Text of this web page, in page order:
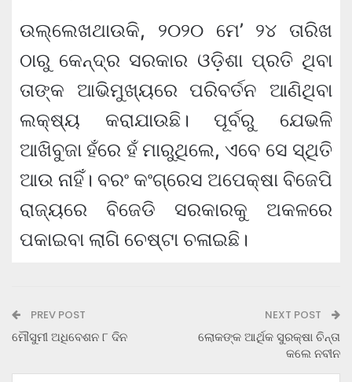
ଉଲ୍ଲେଖଥାଉକି, ୨୦୨୦ ମେ’ ୨୪ ତାରିଖ
ଠାରୁ କେନ୍ଦ୍ର ସରକାର ଓଡ଼ିଶା ପ୍ରତି ଥିବା
ତାଙ୍କ ଆଭିମୁଖ୍ୟରେ ପରିବର୍ତନ ଆଣିଥିବା
ଲକ୍ଷ୍ୟ କରାଯାଉଛି। ପୂର୍ବରୁ ଯେଭଳି
ଆଖିବୁଜା ହଁରେ ହଁ ମାରୁଥିଲେ, ଏବେ ସେ ସ୍ଥିତି
ଆଉ ନାହିଁ। ବରଂ କଂଗ୍ରେସ ଅପେକ୍ଷା ବିଜେପି
ରାଜ୍ୟରେ ବିଜେଡି ସରକାରକୁ ଅକଳରେ
ପକାଇବା ଲାଗି ଚେଷ୍ଟା ଚଳାଇଛି।
PREV POST
ମୌସୁମୀ ଅଧିବେଶନ ୮ ଦିନ
NEXT POST
ଲୋକଙ୍କ ଆର୍ଥିକ ସୁରକ୍ଷା ଚିନ୍ତା
କଲେ ନବୀନ